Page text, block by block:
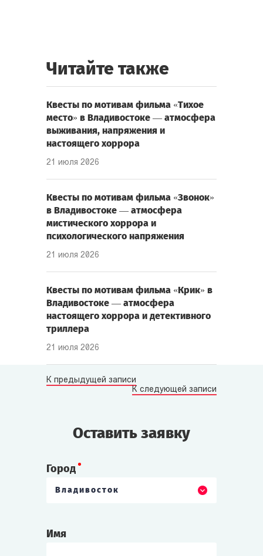
Читайте также
Квесты по мотивам фильма «Тихое
место» в Владивостоке — атмосфера
выживания, напряжения и
настоящего хоррора
21 июля 2026
Квесты по мотивам фильма «Звонок»
в Владивостоке — атмосфера
мистического хоррора и
психологического напряжения
21 июля 2026
Квесты по мотивам фильма «Крик» в
Владивостоке — атмосфера
настоящего хоррора и детективного
триллера
21 июля 2026
К предыдущей записи
К следующей записи
Оставить заявку
Город
Владивосток
Имя